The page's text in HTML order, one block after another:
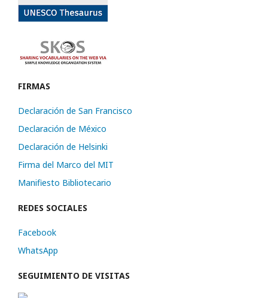
FIRMAS
Declaración de San Francisco
Declaración de México
Declaración de Helsinki
Firma del Marco del MIT
Manifiesto Bibliotecario
REDES SOCIALES
Facebook
WhatsApp
SEGUIMIENTO DE VISITAS